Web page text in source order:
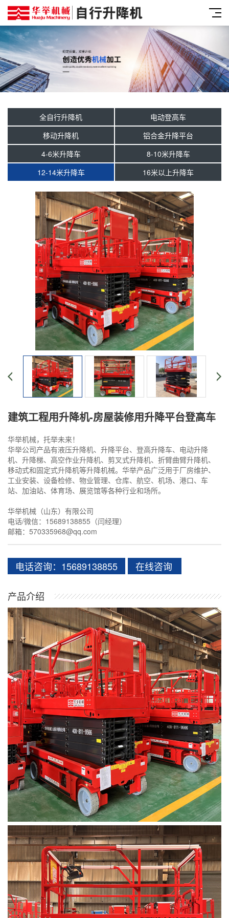
全自行升降机
电动登高车
移动升降机
铝合金升降平台
4-6米升降车
8-10米升降车
12-14米升降车
16米以上升降车
建筑工程用升降机-房屋装修用升降平台登高车
华举机械，托举未来！
华举公司产品有液压升降机、升降平台、登高升降车、电动升降
机、升降梯、高空作业升降机、剪叉式升降机、折臂曲臂升降机、
移动式和固定式升降机等升降机械。华举产品广泛用于厂房维护、
工业安装、设备检修、物业管理、仓库、航空、机场、港口、车
站、加油站、体育场、展览馆等各种行业和场所。
华举机械（山东）有限公司
电话/微信：15689138855（闫经理）
邮箱：570335968@qq.com
电话咨询：15689138855 在线咨询
产品介绍